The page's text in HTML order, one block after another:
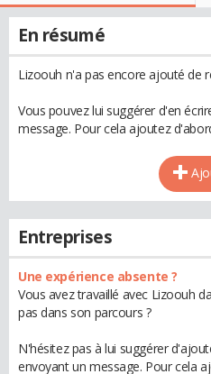
En résumé
Lizoouh n'a pas encore ajouté de
Vous pouvez lui suggérer d'en
message. Pour cela ajoutez
Entreprises
Une expérience absente ?
Vous avez travaillé avec Lizoouh
pas dans son parcours ?
N'hésitez pas à lui suggérer
envoyant un message. Pour cela